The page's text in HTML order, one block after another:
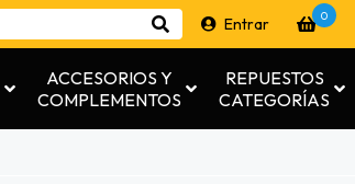
Entrar 0
ACCESORIOS Y
COMPLEMENTOS
REPUESTOS
CATEGORÍAS